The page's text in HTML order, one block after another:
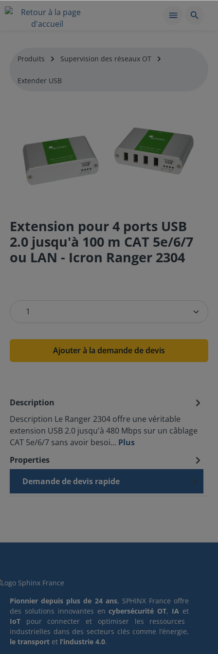
Produits Supervision des réseaux OT
Extender USB
Extension pour 4 ports USB
2.0 jusqu'à 100 m CAT 5e/6/7
ou LAN - Icron Ranger 2304
Ajouter à la demande de devis
Description
Description Le Ranger 2304 offre une véritable
extension USB 2.0 jusqu'à 480 Mbps sur un câblage
CAT 5e/6/7 sans avoir besoi… Plus
Properties
Demande de devis rapide
Pionnier depuis plus de 24 ans, SPHINX France offre
des solutions innovantes encybersécurité OT, IA et
IoT pour connecter et optimiser les ressources
industrielles dans des secteurs clés comme l’énergie,
le transport et l’industrie 4.0.